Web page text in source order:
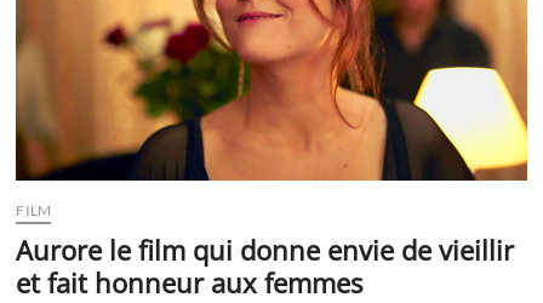
FILM
Aurore le film qui donne envie de vieillir
et fait honneur aux femmes